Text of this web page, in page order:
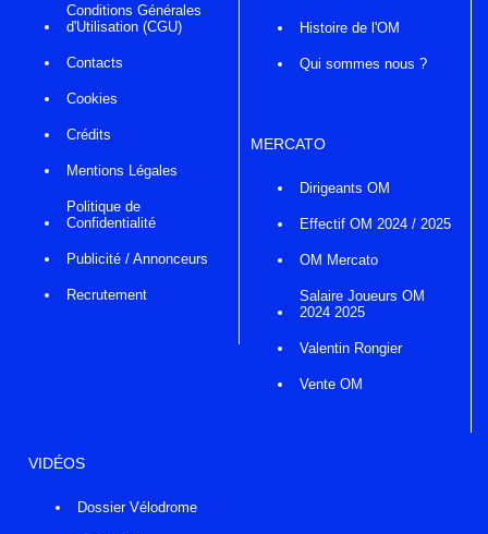
Conditions Générales
d'Utilisation (CGU)
Contacts
Cookies
Crédits
Mentions Légales
Politique de
Confidentialité
Publicité / Annonceurs
Recrutement
Histoire de l'OM
Qui sommes nous ?
MERCATO
Dirigeants OM
Effectif OM 2024 / 2025
OM Mercato
Salaire Joueurs OM
2024 2025
Valentin Rongier
Vente OM
VIDÉOS
Dossier Vélodrome